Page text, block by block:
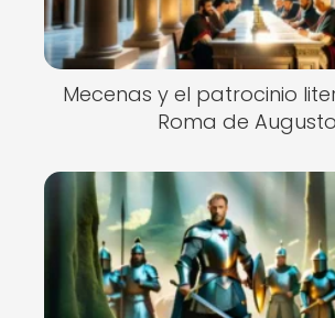
Mecenas y el patrocinio
Roma de Augusto